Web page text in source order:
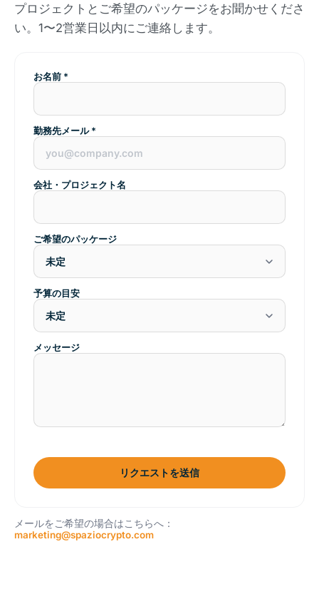
プロジェクトとご希望のパッケージをお聞かせくださ
い。1〜2営業日以内にご連絡します。
お名前 *
勤務先メール *
会社・プロジェクト名
ご希望のパッケージ
予算の目安
メッセージ
リクエストを送信
メールをご希望の場合はこちらへ：
marketing@spaziocrypto.com